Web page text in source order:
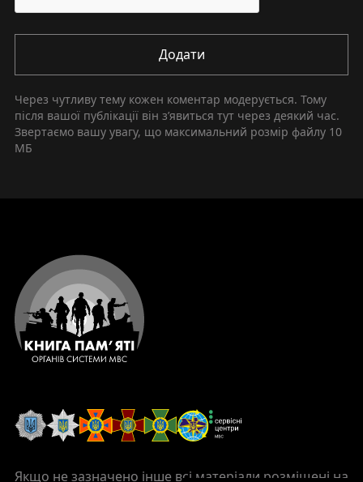
Додати
Через чутливу тему кожен коментар модерується. Тому
після вашої публікації він зʼявиться тут через деякий час.
Звертаємо вашу увагу, що максимальний розмір файлу 10
МБ
Якщо не зазначено інше всі матеріали розміщені на